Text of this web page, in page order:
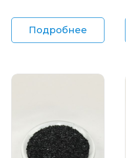
Подробнее